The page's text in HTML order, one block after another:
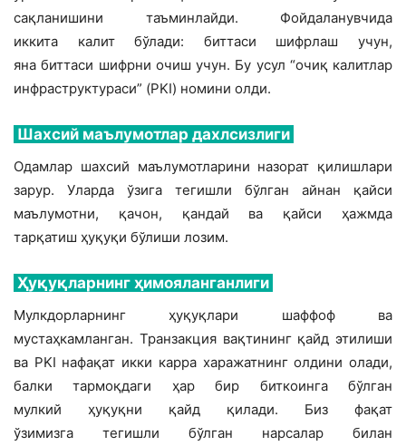
сақланишини таъминлайди. Фойдаланувчида
иккита калит бўлади: биттаси шифрлаш учун,
яна биттаси шифрни очиш учун. Бу усул “очиқ калитлар
инфраструктураси” (PKI) номини олди.
Шахсий маълумотлар дахлсизлиги
Одамлар шахсий маълумотларини назорат қилишлари
зарур. Уларда ўзига тегишли бўлган айнан қайси
маълумотни, қачон, қандай ва қайси ҳажмда
тарқатиш ҳуқуқи бўлиши лозим.
Ҳуқуқларнинг ҳимояланганлиги
Мулкдорларнинг ҳуқуқлари шаффоф ва
мустаҳкамланган. Транзакция вақтининг қайд этилиши
ва PKI нафақат икки карра харажатнинг олдини олади,
балки тармоқдаги ҳар бир биткоинга бўлган
мулкий ҳуқуқни қайд қилади. Биз фақат
ўзимизга тегишли бўлган нарсалар билан